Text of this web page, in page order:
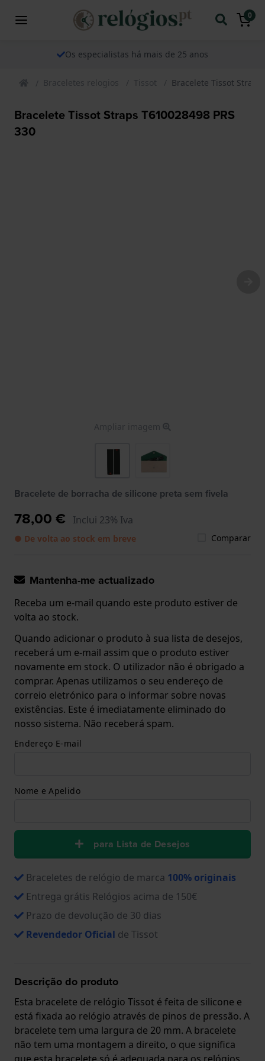
0
Os especialistas há mais de 25 anos
Braceletes relogios Tissot Bracelete Tissot Straps
Bracelete Tissot Straps T610028498 PRS
330
Ampliar imagem
Bracelete de borracha de silicone preta sem fivela
78,00 € Inclui 23% Iva
● De volta ao stock em breve Comparar
Mantenha-me actualizado
Receba um e-mail quando este produto estiver de
volta ao stock.
Quando adicionar o produto à sua lista de desejos,
receberá um e-mail assim que o produto estiver
novamente em stock. O utilizador não é obrigado a
comprar. Apenas utilizamos o seu endereço de
correio eletrónico para o informar sobre novas
existências. Este é imediatamente eliminado do
nosso sistema. Não receberá spam.
Endereço E-mail
Nome e Apelido
para Lista de Desejos
Braceletes de relógio de marca 100% originais
Entrega grátis Relógios acima de 150€
Prazo de devolução de 30 dias
Revendedor Oficial de Tissot
Descrição do produto
Esta bracelete de relógio Tissot é feita de silicone e
está fixada ao relógio através de pinos de pressão. A
bracelete tem uma largura de 20 mm. A bracelete
não tem uma montagem a direito, o que significa